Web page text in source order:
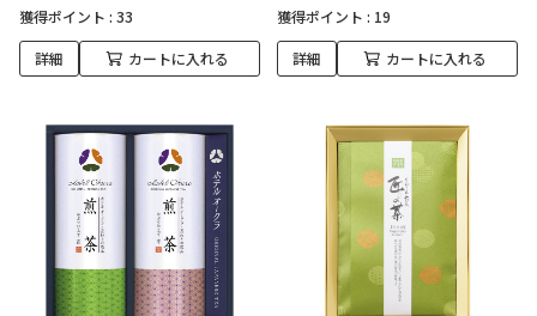
獲得ポイント : 33
詳細 カートに入れる
獲得ポイント : 19
詳細 カートに入れる